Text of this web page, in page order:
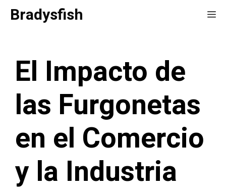
SaltarBradysfish
El Impacto de
las Furgonetas
en el Comercio
y la Industria